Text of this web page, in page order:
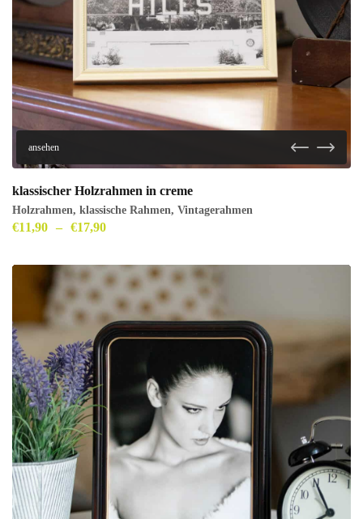
ansehen
klassischer Holzrahmen in creme
Holzrahmen, klassische Rahmen, Vintagerahmen
€11,90 – €17,90